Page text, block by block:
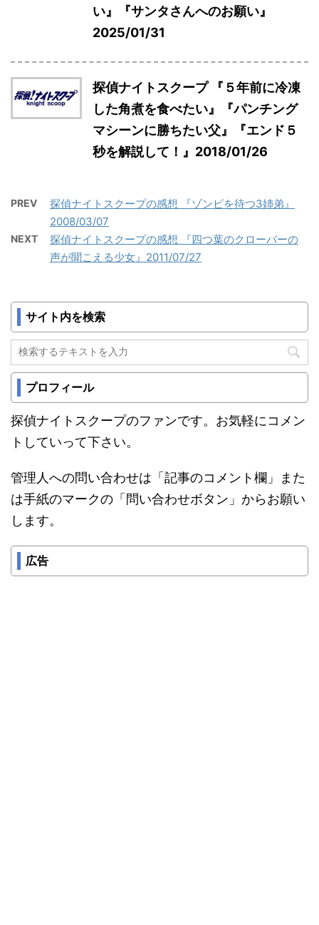
い』『サンタさんへのお願い』
2025/01/31
探偵ナイトスクープ 『５年前に冷凍
した角煮を食べたい』『パンチング
マシーンに勝ちたい父』『エンド５
秒を解説して！』2018/01/26
PREV
探偵ナイトスクープの感想 『ゾンビを待つ3姉弟』
2008/03/07
NEXT
探偵ナイトスクープの感想 『四つ葉のクローバーの
声が聞こえる少女』2011/07/27
サイト内を検索
プロフィール
探偵ナイトスクープのファンです。お気軽にコメン
トしていって下さい。
管理人への問い合わせは「記事のコメント欄」また
は手紙のマークの「問い合わせボタン」からお願い
します。
広告